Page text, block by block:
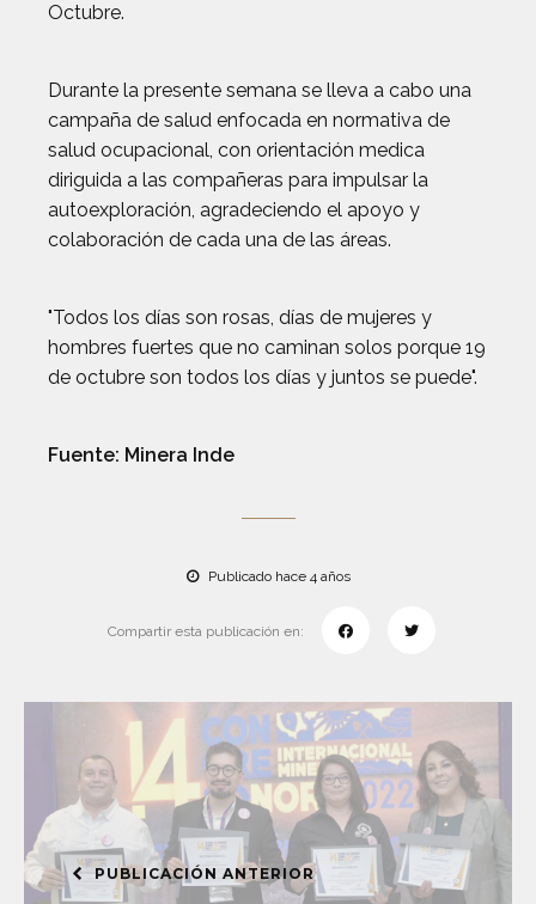
Octubre.
Durante la presente semana se lleva a cabo una
campaña de salud enfocada en normativa de
salud ocupacional, con orientación medica
diriguida a las compañeras para impulsar la
autoexploración, agradeciendo el apoyo y
colaboración de cada una de las áreas.
"Todos los días son rosas, días de mujeres y
hombres fuertes que no caminan solos porque 19
de octubre son todos los días y juntos se puede".
Fuente: Minera Inde
Publicado hace 4 años
Compartir esta publicación en:
PUBLICACIÓN ANTERIOR